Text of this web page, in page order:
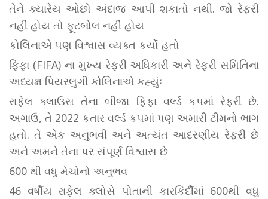
તેને ક્યારેય ઓછો અંદાજ આપી શકાતો નથી. જો રેફરી
નહીં હોય તો ફૂટબોલ નહીં હોય
કોલિનાએ પણ વિશ્વાસ વ્યક્ત કર્યો હતો
ફિફા (FIFA) ના મુખ્ય રેફરી અધિકારી અને રેફરી સમિતિના
અધ્યક્ષ પિયરલુગી કોલિનાએ કહ્યુંઃ
રાફેલ ક્લાઉસ તેના બીજા ફિફા વર્લ્ડ કપમાં રેફરી છે.
અગાઉ, તે 2022 કતાર વર્લ્ડ કપમાં પણ અમારી ટીમનો ભાગ
હતો. તે એક અનુભવી અને અત્યંત આદરણીય રેફરી છે
અને અમને તેના પર સંપૂર્ણ વિશ્વાસ છે
600 થી વધુ મેચોનો અનુભવ
46 વર્ષીય રાફેલ ક્લોસે પોતાની કારકિર્દીમાં 600થી વધુ